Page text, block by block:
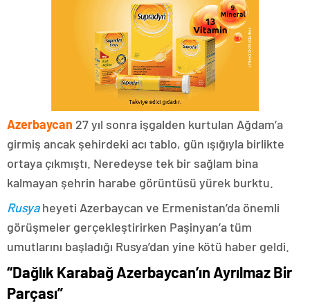
Azerbaycan 27 yıl sonra işgalden kurtulan Ağdam’a
girmiş ancak şehirdeki acı tablo, gün ışığıyla birlikte
ortaya çıkmıştı. Neredeyse tek bir sağlam bina
kalmayan şehrin harabe görüntüsü yürek burktu.
Rusyaheyeti Azerbaycan ve Ermenistan’da önemli
görüşmeler gerçekleştirirken Paşinyan’a tüm
umutlarını başladığı Rusya’dan yine kötü haber geldi.
“Dağlık Karabağ Azerbaycan’ın Ayrılmaz Bir
Parçası”